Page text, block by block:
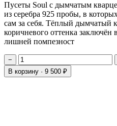
Пусеты Soul с дымчатым
из серебра 925 пробы, в
сам за себя. Тёплый дымчатый
коричневого оттенка
лишней помпезност
−
В корзину · 9 500 ₽